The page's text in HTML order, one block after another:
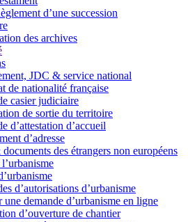
d’une succession
des archives
JDC & service national
de nationalité française
casier judiciaire
de sortie du territoire
d’attestation d’accueil
d’adresse
des étrangers non européens
d’autorisations d’urbanisme
une demande d’urbanisme en ligne
d’ouverture de chantier